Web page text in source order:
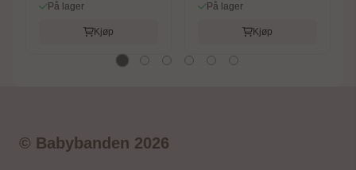
På lager
Kjøp
På lager
Kjøp
© Babybanden 2026